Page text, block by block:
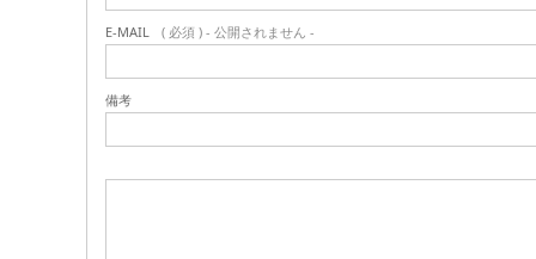
E-MAIL ( 必須 ) - 公開されません -
備考